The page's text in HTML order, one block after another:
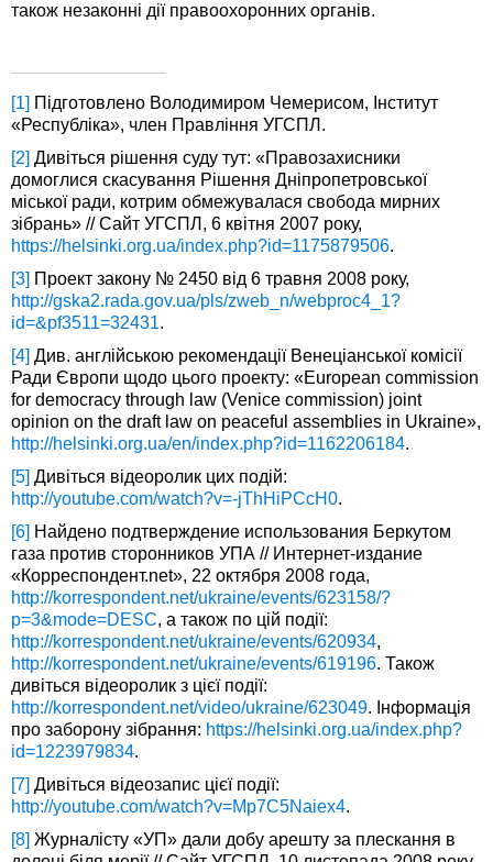
також незаконні дії правоохоронних органів.
[1] Підготовлено Володимиром Чемерисом, Інститут
«Республіка», член Правління УГСПЛ.
[2] Дивіться рішення суду тут: «Правозахисники
домоглися скасування Рішення Дніпропетровської
міської ради, котрим обмежувалася свобода мирних
зібрань» // Сайт УГСПЛ, 6 квітня 2007 року,
https://helsinki.org.ua/index.php?id=1175879506.
[3] Проект закону № 2450 від 6 травня 2008 року,
http://gska2.rada.gov.ua/pls/zweb_n/webproc4_1?
id=&pf3511=32431.
[4] Див. англійською рекомендації Венеціанської комісії
Ради Європи щодо цього проекту: «European commission
for democracy through law (Venice commission) joint
opinion on the draft law on peaceful assemblies in Ukraine»,
http://helsinki.org.ua/en/index.php?id=1162206184.
[5] Дивіться відеоролик цих подій:
http://youtube.com/watch?v=-jThHiPCcH0.
[6] Найдено подтверждение использования Беркутом
газа против сторонников УПА // Интернет-издание
«Корреспондент.net», 22 октября 2008 года,
http://korrespondent.net/ukraine/events/623158/?
p=3&mode=DESC, а також по цій події:
http://korrespondent.net/ukraine/events/620934,
http://korrespondent.net/ukraine/events/619196. Також
дивіться відеоролик з цієї події:
http://korrespondent.net/video/ukraine/623049. Інформація
про заборону зібрання: https://helsinki.org.ua/index.php?
id=1223979834.
[7] Дивіться відеозапис цієї події:
http://youtube.com/watch?v=Mp7C5Naiex4.
[8] Журналісту «УП» дали добу арешту за плескання в